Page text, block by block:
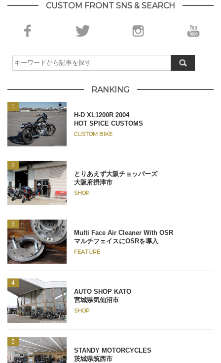
CUSTOM FRONT SNS & SEARCH
RANKING
H-D XL1200R 2004
HOT SPICE CUSTOMS
CUSTOM BIKE
とりあえず大阪チョッパーズ
大阪府摂津市
SHOP
Multi Face Air Cleaner With OSR
マルチフェイスにOSRを導入
FEATURE
AUTO SHOP KATO
宮城県気仙沼市
SHOP
STANDY MOTORCYCLES
茨城県筑西市